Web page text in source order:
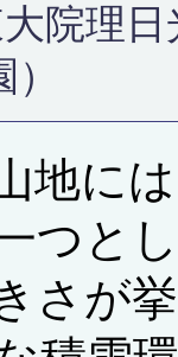
院理
地に
つと
さが